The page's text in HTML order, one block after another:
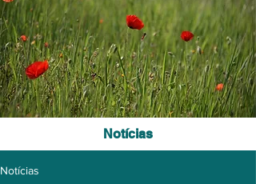
Notícias
Notícias